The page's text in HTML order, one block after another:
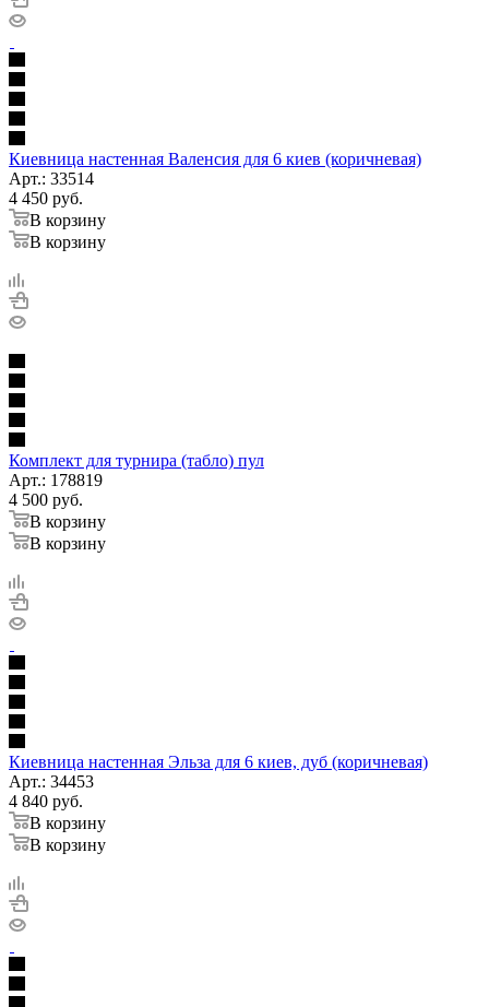
Киевница настенная Валенсия для 6 киев (коричневая)
Арт.: 33514
4 450 руб.
В корзину
В корзину
Комплект для турнира (табло) пул
Арт.: 178819
4 500 руб.
В корзину
В корзину
Киевница настенная Эльза для 6 киев, дуб (коричневая)
Арт.: 34453
4 840 руб.
В корзину
В корзину